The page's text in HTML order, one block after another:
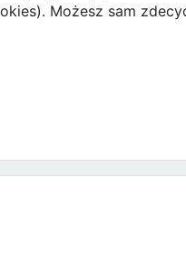
Możesz sam